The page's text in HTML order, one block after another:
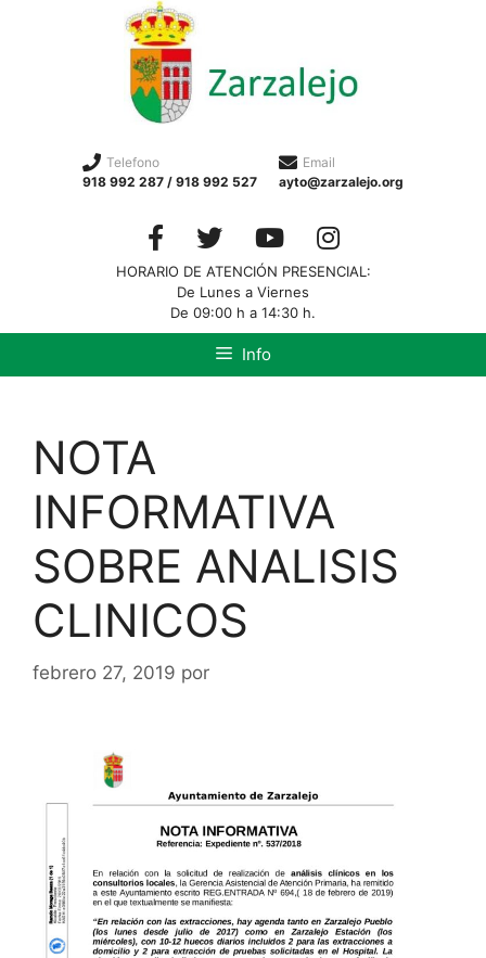
Telefono
918 992 287 / 918 992 527
Email
ayto@zarzalejo.org
HORARIO DE ATENCIÓN PRESENCIAL:
De Lunes a Viernes
De 09:00 h a 14:30 h.
Info
NOTA
INFORMATIVA
SOBRE ANALISIS
CLINICOS
febrero 27, 2019 por